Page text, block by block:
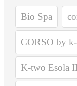
Bio Spa
CORSO by
K-two Esola